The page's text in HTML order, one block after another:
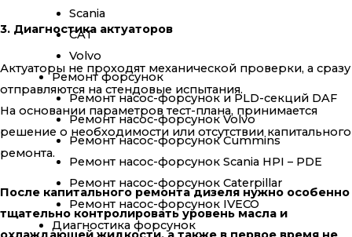
Scania
CAT
Volvo
Ремонт форсунок
Ремонт насос-форсунок и PLD-секций DAF
Ремонт насос-форсунок Volvo
Ремонт насос-форсунок Cummins
Ремонт насос-форсунок Scania HPI – PDE
Ремонт насос-форсунок Caterpillar
Ремонт насос-форсунок IVECO
Диагностика форсунок
3. Диагностика актуаторов
Актуаторы не проходят механической проверки, а сразу
отправляются на стендовые испытания.
На основании параметров тест-плана, принимается
решение о необходимости или отсутствии капитального
ремонта.
После капитального ремонта дизеля нужно особенно
тщательно контролировать уровень масла и